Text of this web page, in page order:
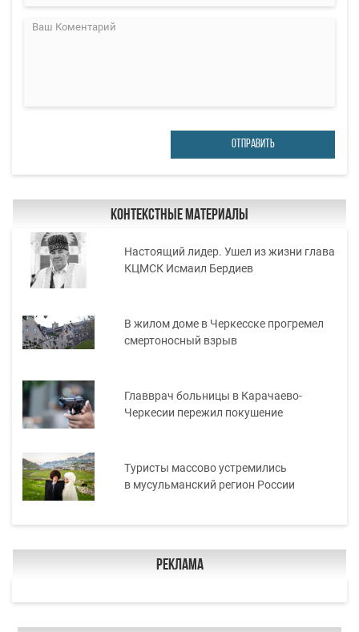
ОТПРАВИТЬ
Контекстные материалы
Настоящий лидер. Ушел из жизни глава
КЦМСК Исмаил Бердиев
В жилом доме в Черкесске прогремел
смертоносный взрыв
Главврач больницы в Карачаево-
Черкесии пережил покушение
Туристы массово устремились
в мусульманский регион России
Реклама